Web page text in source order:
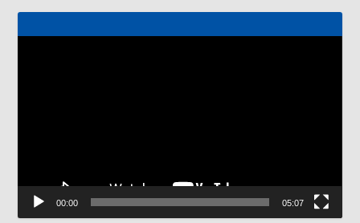
00:00 05:07